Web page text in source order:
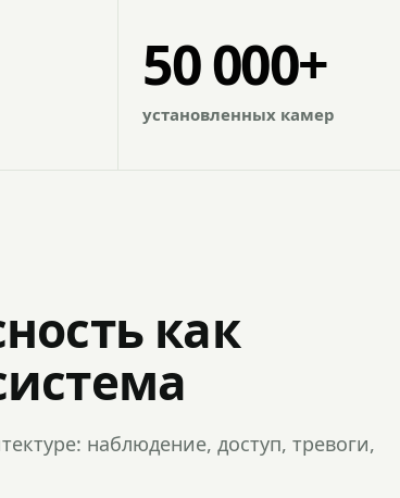
50 000+
установленных камер
как
наблюдение, доступ, тревоги,